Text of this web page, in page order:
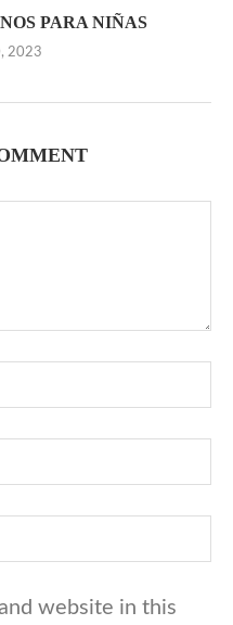
PARA NIÑAS
2023
website in this